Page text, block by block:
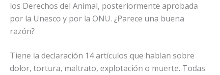
los Derechos del Animal, posteriormente aprobada
por la Unesco y por la ONU. ¿Parece una buena
razón?
Tiene la declaración 14 artículos que hablan sobre
dolor, tortura, maltrato, explotación o muerte. Todas